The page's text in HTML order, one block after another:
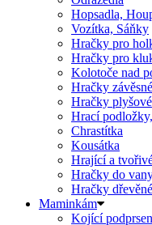
Hopsadla,
Vozítka, Sáňky
Hračky pro
Hračky pro
Kolotoče nad
Hračky závěsné
Hračky plyšové
Hrací
Chrastítka
Kousátka
Hrající a
Hračky do
Hračky dřevěné
Maminkám
Kojící